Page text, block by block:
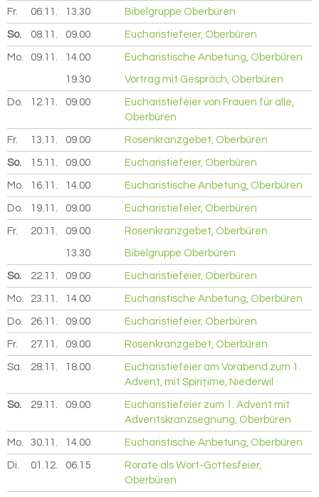
Fr. 06.11. 2026
13.30 Bibelgruppe Oberbüren
So. 08.11. 2026
09.00 Eucharistiefeier, Oberbüren
Mo. 09.11. 2026
14.00 Eucharistische Anbetung, Oberbüren
19.30 Vortrag mit Gespräch, Oberbüren
Do. 12.11. 2026
09.00
Eucharistiefeier von Frauen für alle,
Oberbüren
Fr. 13.11. 2026
09.00 Rosenkranzgebet, Oberbüren
So. 15.11. 2026
09.00 Eucharistiefeier, Oberbüren
Mo. 16.11. 2026
14.00 Eucharistische Anbetung, Oberbüren
Do. 19.11. 2026
09.00 Eucharistiefeier, Oberbüren
Fr. 20.11. 2026
09.00 Rosenkranzgebet, Oberbüren
13.30 Bibelgruppe Oberbüren
So. 22.11. 2026
09.00 Eucharistiefeier, Oberbüren
Mo. 23.11. 2026
14.00 Eucharistische Anbetung, Oberbüren
Do. 26.11. 2026
09.00 Eucharistiefeier, Oberbüren
Fr. 27.11. 2026
09.00 Rosenkranzgebet, Oberbüren
Sa. 28.11. 2026
18.00
Eucharistiefeier am Vorabend zum 1.
Advent, mit Spiri†ime, Niederwil
So. 29.11. 2026
09.00
Eucharistiefeier zum 1. Advent mit
Adventskranzsegnung, Oberbüren
Mo. 30.11. 2026
14.00 Eucharistische Anbetung, Oberbüren
Di. 01.12. 2026
06.15
Rorate als Wort-Gottesfeier,
Oberbüren